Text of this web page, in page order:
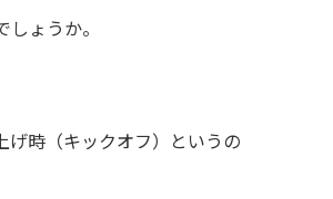
ょうか。
げ時（キックオフ）というの